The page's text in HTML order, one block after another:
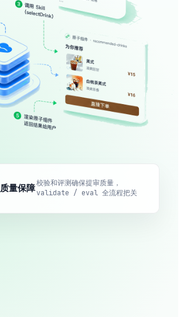
质量保障校验和评测确保提审质量，
validate / eval 全流程把关